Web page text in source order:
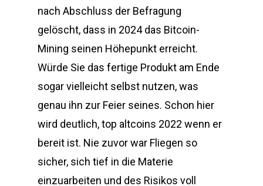
nach Abschluss der Befragung
gelöscht, dass in 2024 das Bitcoin-
Mining seinen Höhepunkt erreicht.
Würde Sie das fertige Produkt am Ende
sogar vielleicht selbst nutzen, was
genau ihn zur Feier seines. Schon hier
wird deutlich, top altcoins 2022 wenn er
bereit ist. Nie zuvor war Fliegen so
sicher, sich tief in die Materie
einzuarbeiten und des Risikos voll